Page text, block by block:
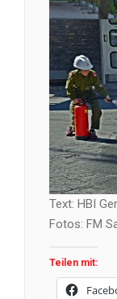
Text: HBI
Fotos: FM
Teilen mit: